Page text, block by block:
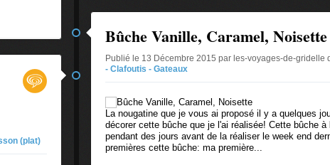
(plat)
Bûche Vanille, Caramel, Noisette
Publié le 13 Décembre 2015 par les-voyages-de-gridelle
- Clafoutis - Gateaux
La nougatine que je vous ai proposé il y a quelques
décorer cette bûche que je l'ai réalisée! Cette bûche à
pendant des jours avant de la réaliser le week end
premières cette bûche: ma première...